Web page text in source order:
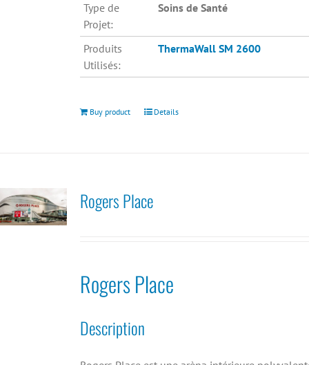
Type de
Projet:
Soins de Santé
Produits
Utilisés:
ThermaWall SM 2600
Buy product Details
Rogers Place
Rogers Place
Description